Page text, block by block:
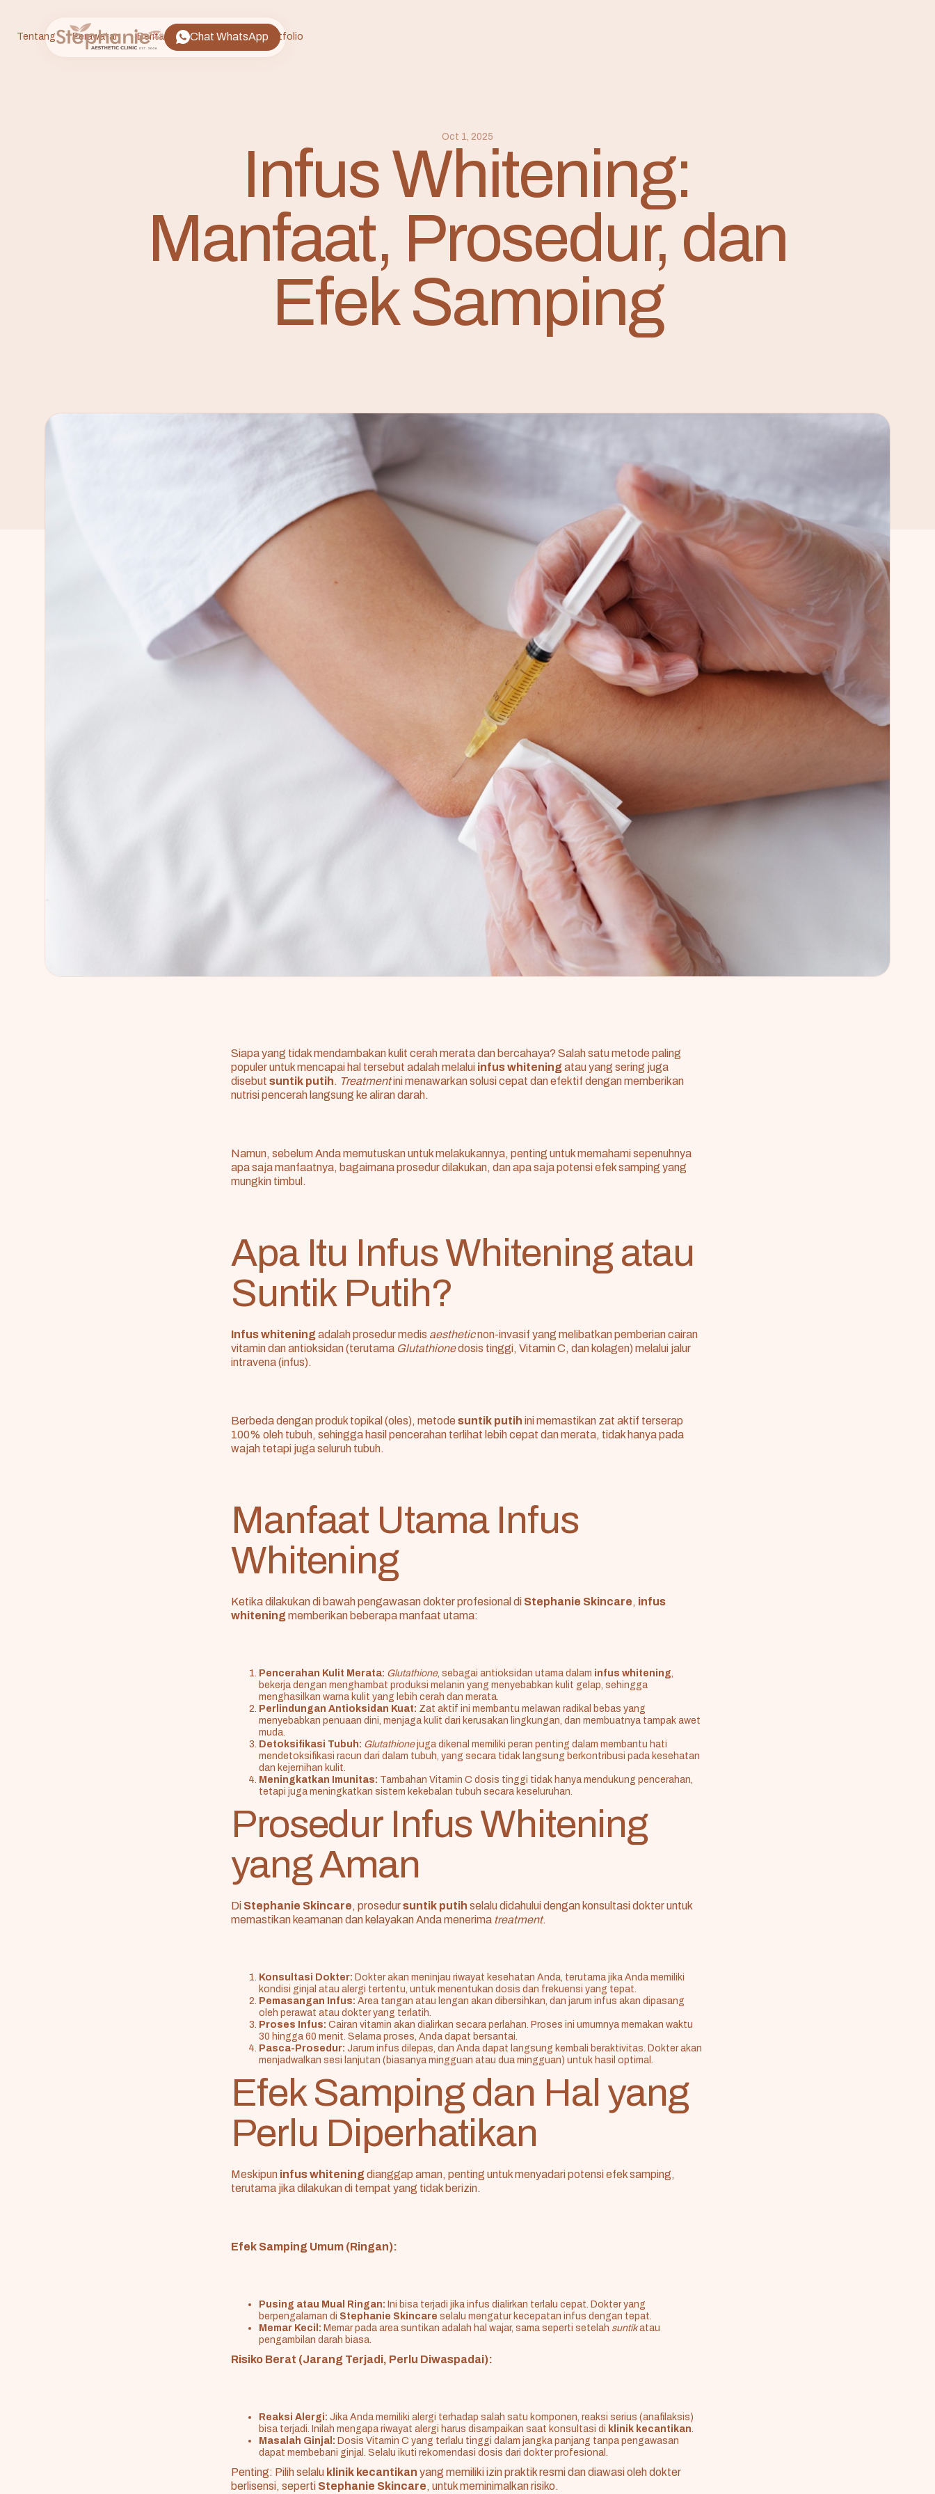
Tentang Perawatan Berita FAQ Lokasi Portfolio
Chat WhatsApp
Oct 1, 2025
Infus Whitening:
Manfaat, Prosedur, dan
Efek Samping
Siapa yang tidak mendambakan kulit cerah merata dan bercahaya? Salah satu metode paling
populer untuk mencapai hal tersebut adalah melalui infus whitening atau yang sering juga
disebut suntik putih. Treatmentini menawarkan solusi cepat dan efektif dengan memberikan
nutrisi pencerah langsung ke aliran darah.
Namun, sebelum Anda memutuskan untuk melakukannya, penting untuk memahami sepenuhnya
apa saja manfaatnya, bagaimana prosedur dilakukan, dan apa saja potensi efek samping yang
mungkin timbul.
Apa Itu Infus Whitening atau
Suntik Putih?
Infus whitening adalah prosedur medis aestheticnon-invasif yang melibatkan pemberian cairan
vitamin dan antioksidan (terutama Glutathionedosis tinggi, Vitamin C, dan kolagen) melalui jalur
intravena (infus).
Berbeda dengan produk topikal (oles), metode suntik putih ini memastikan zat aktif terserap
100% oleh tubuh, sehingga hasil pencerahan terlihat lebih cepat dan merata, tidak hanya pada
wajah tetapi juga seluruh tubuh.
Manfaat Utama Infus
Whitening
Ketika dilakukan di bawah pengawasan dokter profesional di Stephanie Skincare, infus
whitening memberikan beberapa manfaat utama:
Pencerahan Kulit Merata: Glutathione, sebagai antioksidan utama dalam infus whitening,
bekerja dengan menghambat produksi melanin yang menyebabkan kulit gelap, sehingga
menghasilkan warna kulit yang lebih cerah dan merata.
Perlindungan Antioksidan Kuat: Zat aktif ini membantu melawan radikal bebas yang
menyebabkan penuaan dini, menjaga kulit dari kerusakan lingkungan, dan membuatnya tampak awet
muda.
Detoksifikasi Tubuh: Glutathionejuga dikenal memiliki peran penting dalam membantu hati
mendetoksifikasi racun dari dalam tubuh, yang secara tidak langsung berkontribusi pada kesehatan
dan kejernihan kulit.
Meningkatkan Imunitas: Tambahan Vitamin C dosis tinggi tidak hanya mendukung pencerahan,
tetapi juga meningkatkan sistem kekebalan tubuh secara keseluruhan.
Prosedur Infus Whitening
yang Aman
Di Stephanie Skincare, prosedursuntik putih selalu didahului dengan konsultasi dokter untuk
memastikan keamanan dan kelayakan Anda menerima treatment.
Konsultasi Dokter: Dokter akan meninjau riwayat kesehatan Anda, terutama jika Anda memiliki
kondisi ginjal atau alergi tertentu, untuk menentukan dosis dan frekuensi yang tepat.
Pemasangan Infus: Area tangan atau lengan akan dibersihkan, dan jarum infus akan dipasang
oleh perawat atau dokter yang terlatih.
Proses Infus: Cairan vitamin akan dialirkan secara perlahan. Proses ini umumnya memakan waktu
30 hingga 60 menit. Selama proses, Anda dapat bersantai.
Pasca-Prosedur: Jarum infus dilepas, dan Anda dapat langsung kembali beraktivitas. Dokter akan
menjadwalkan sesi lanjutan (biasanya mingguan atau dua mingguan) untuk hasil optimal.
Efek Samping dan Hal yang
Perlu Diperhatikan
Meskipun infus whitening dianggap aman, penting untuk menyadari potensi efek samping,
terutama jika dilakukan di tempat yang tidak berizin.
Efek Samping Umum (Ringan):
Pusing atau Mual Ringan: Ini bisa terjadi jika infus dialirkan terlalu cepat. Dokter yang
berpengalaman di Stephanie Skincare selalu mengatur kecepatan infus dengan tepat.
Memar Kecil: Memar pada area suntikan adalah hal wajar, sama seperti setelah suntikatau
pengambilan darah biasa.
Risiko Berat (Jarang Terjadi, Perlu Diwaspadai):
Reaksi Alergi: Jika Anda memiliki alergi terhadap salah satu komponen, reaksi serius (anafilaksis)
bisa terjadi. Inilah mengapa riwayat alergi harus disampaikan saat konsultasi di klinik kecantikan.
Masalah Ginjal: Dosis Vitamin C yang terlalu tinggi dalam jangka panjang tanpa pengawasan
dapat membebani ginjal. Selalu ikuti rekomendasi dosis dari dokter profesional.
Penting: Pilih selalu klinik kecantikan yang memiliki izin praktik resmi dan diawasi oleh dokter
berlisensi, seperti Stephanie Skincare, untuk meminimalkan risiko.